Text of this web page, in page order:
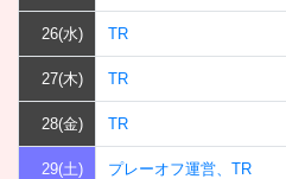
26(水) TR
27(木) TR
28(金) TR
29(土) プレーオフ運営、TR